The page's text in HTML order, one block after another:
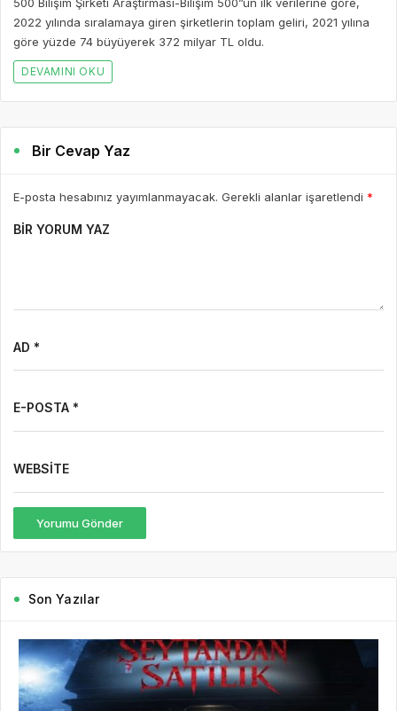
2022 yılında sıralamaya giren şirketlerin toplam geliri, 2021 yılına
göre yüzde 74 büyüyerek 372 milyar TL oldu.
DEVAMINI OKU
Bir Cevap Yaz
E-posta hesabınız yayımlanmayacak. Gerekli alanlar işaretlendi *
BIR YORUM YAZ
AD *
E-POSTA *
WEBSITE
Yorumu Gönder
Son Yazılar